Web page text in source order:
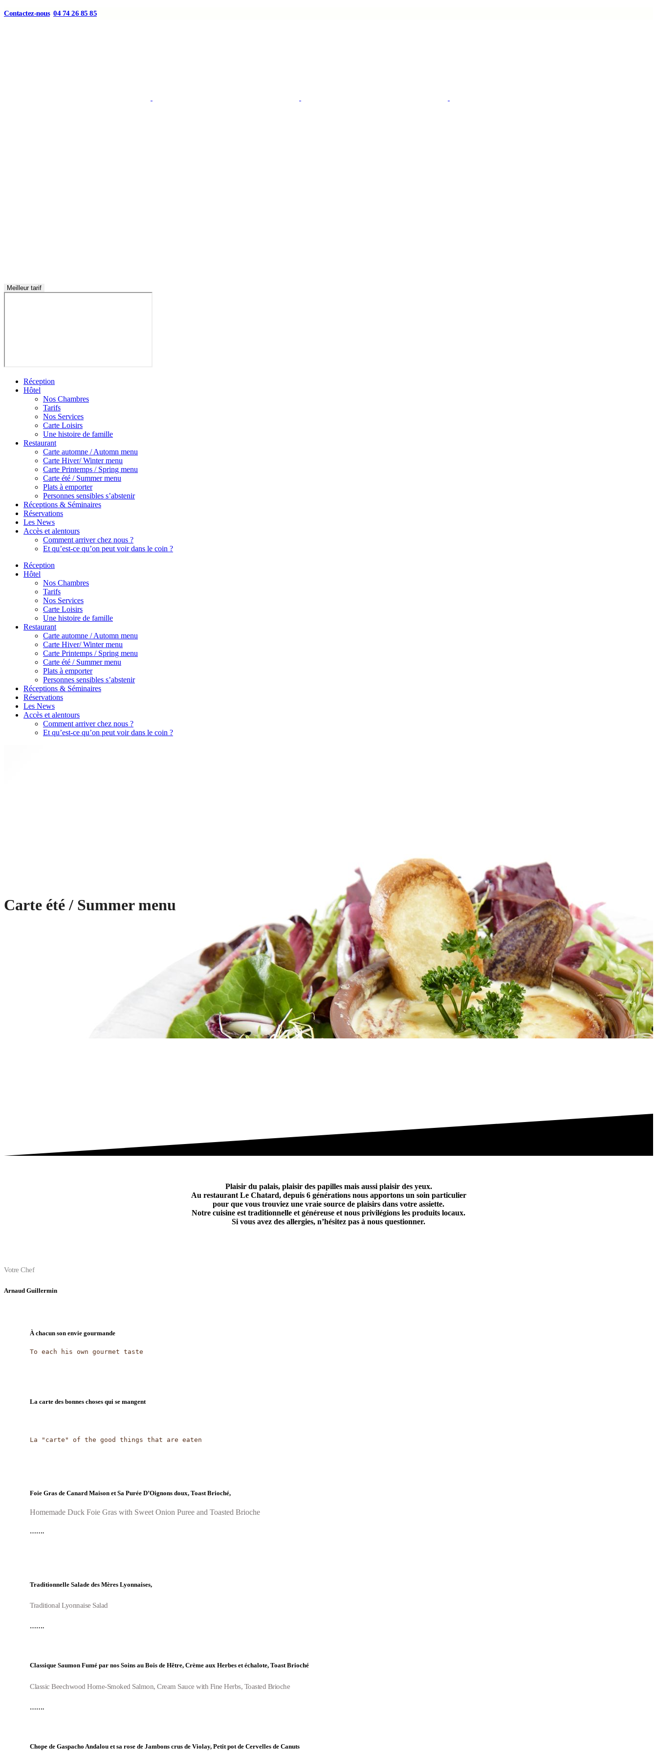
Contactez-nous 04 74 26 85 85
Meilleur tarif
Réception
Hôtel
Nos Chambres
Tarifs
Nos Services
Carte Loisirs
Une histoire de famille
Restaurant
Carte automne / Automn menu
Carte Hiver/ Winter menu
Carte Printemps / Spring menu
Carte été / Summer menu
Plats à emporter
Personnes sensibles s’abstenir
Réceptions & Séminaires
Réservations
Les News
Accès et alentours
Comment arriver chez nous ?
Et qu’est-ce qu’on peut voir dans le coin ?
Réception
Hôtel
Nos Chambres
Tarifs
Nos Services
Carte Loisirs
Une histoire de famille
Restaurant
Carte automne / Automn menu
Carte Hiver/ Winter menu
Carte Printemps / Spring menu
Carte été / Summer menu
Plats à emporter
Personnes sensibles s’abstenir
Réceptions & Séminaires
Réservations
Les News
Accès et alentours
Comment arriver chez nous ?
Et qu’est-ce qu’on peut voir dans le coin ?
Carte été / Summer menu
Plaisir du palais, plaisir des papilles mais aussi plaisir des yeux.
Au restaurant Le Chatard, depuis 6 générations nous apportons un soin particulier
pour que vous trouviez une vraie source de plaisirs dans votre assiette.
Notre cuisine est traditionnelle et généreuse et nous privilégions les produits locaux.
Si vous avez des allergies, n’hésitez pas à nous questionner.
Votre Chef
Arnaud Guillermin
À chacun son envie gourmande
To each his own gourmet taste
La carte des bonnes choses qui se mangent
La "carte" of the good things that are eaten
Foie Gras de Canard Maison et Sa Purée D’Oignons doux, Toast Brioché,
Homemade Duck Foie Gras with Sweet Onion Puree and Toasted Brioche
…….
Traditionnelle Salade des Mères Lyonnaises,
Traditional Lyonnaise Salad
…….
Classique Saumon Fumé par nos Soins au Bois de Hêtre, Crème aux Herbes et échalote, Toast Brioché
Classic Beechwood Home-Smoked Salmon,Cream Sauce with Fine Herbs, Toasted Brioche
…….
Chope de Gaspacho Andalou et sa rose de Jambons crus de Violay, Petit pot de Cervelles de Canuts